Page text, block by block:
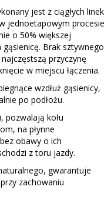
jest z ciągłych linek
jednoetapowym procesie
o 50% większej
gąsienicę. Brak sztywnego
przyczynę
w miejscu łączenia.
wzdłuż gąsienicy,
po podłożu.
pozwalają kołu
na płynne
obawy o ich
z toru jazdy.
gwarantuje
zachowaniu